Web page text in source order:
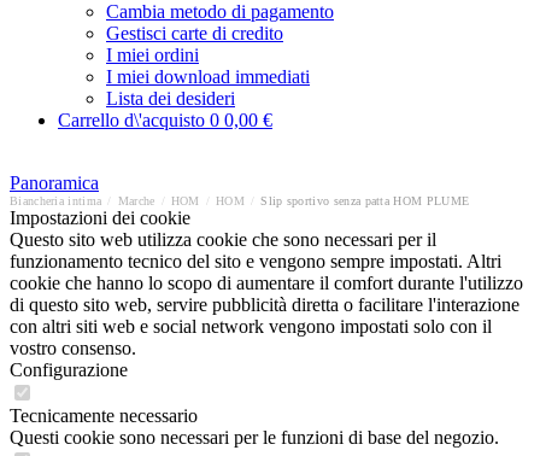
Cambia metodo di pagamento
Gestisci carte di credito
I miei ordini
I miei download immediati
Lista dei desideri
Carrello d\'acquisto 0 0,00 €
Panoramica
Biancheria intima Marche HOM HOM Slip sportivo senza patta HOM PLUME
Impostazioni dei cookie
Questo sito web utilizza cookie che sono necessari per il
funzionamento tecnico del sito e vengono sempre impostati. Altri
cookie che hanno lo scopo di aumentare il comfort durante l'utilizzo
di questo sito web, servire pubblicità diretta o facilitare l'interazione
con altri siti web e social network vengono impostati solo con il
vostro consenso.
Configurazione
Tecnicamente necessario
Questi cookie sono necessari per le funzioni di base del negozio.